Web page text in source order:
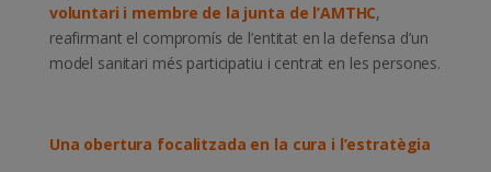
voluntari i membre de la junta de l’AMTHC,
reafirmant el compromís de l’entitat en la defensa d’un
model sanitari més participatiu i centrat en les persones.
Una obertura focalitzada en la cura i l’estratègia